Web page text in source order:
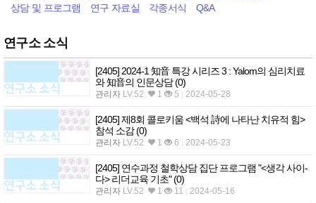
상담 및 프로그램
연구 자료실 각종서식 Q&A
연구소 소식
[2405] 2024-1 知音 특강 시리즈 3 : Yalom의 심리치료
와 知音의 인문상담(0)
관리자 LV.52 1 5 2024-05-28
[2405] 제8회 콜로키움 <백석 詩에 나타난 치유적 힘>
참석 소감(0)
관리자 LV.52 1 6 2024-05-23
[2405] 연수과정 철학상담 집단 프로그램 "<생각 사이-
다> 리더교육 기초"(0)
관리자 LV.52 1 11 2024-05-16